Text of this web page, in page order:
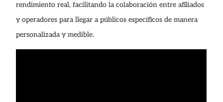
rendimiento real, facilitando la colaboración entre afiliados
y operadores para llegar a públicos específicos de manera
personalizada y medible.